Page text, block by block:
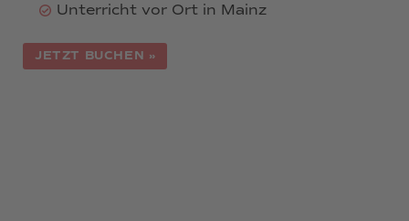
Unterricht vor Ort in Mainz
JETZT BUCHEN »